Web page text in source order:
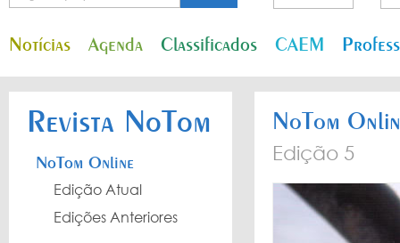
Notícias Agenda Classificados CAEM
Revista NoTom
NoTom Online
Edição Atual
Edições Anteriores
NoTom
Edição 5